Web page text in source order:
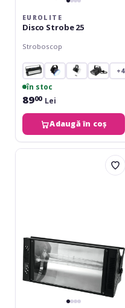
EUROLITE
Disco Strobe 25
Stroboscop
+4
în stoc
8900 Lei
Adaugă în coș
Eurolite